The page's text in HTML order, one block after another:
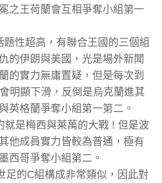
之王荷蘭會互相爭奪小組第一
性超高，有聯合王國的三個組
的伊朗與美國，光是場外新聞
的實力無庸置疑，但是每次到
明顯下滑，反倒是烏克蘭進其
英格蘭爭奪小組第一第二。
就是梅西與萊萬的大戰 ! 但是波
他成員實力皆較為普通，極有
西哥爭奪小組第二。
足的C組構成非常類似，因此對